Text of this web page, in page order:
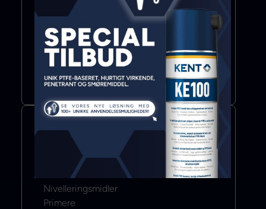
Lim
Fugemasse
Klæbebånd
Mere info
Color & Coat
Nivelleringsmidler
Primere